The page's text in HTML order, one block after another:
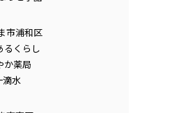
市浦和区
るくらし
か薬局
滴水